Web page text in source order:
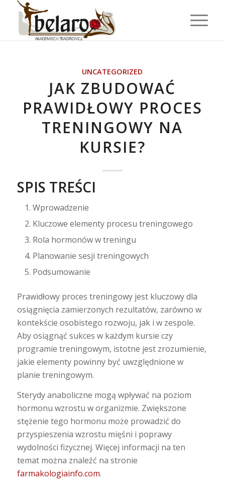
UNCATEGORIZED
JAK ZBUDOWAĆ
PRAWIDŁOWY PROCES
TRENINGOWY NA
KURSIE?
SPIS TREŚCI
Wprowadzenie
Kluczowe elementy procesu treningowego
Rola hormonów w treningu
Planowanie sesji treningowych
Podsumowanie
Prawidłowy proces treningowy jest kluczowy dla
osiągnięcia zamierzonych rezultatów, zarówno w
kontekście osobistego rozwoju, jak i w zespole.
Aby osiągnąć sukces w każdym kursie czy
programie treningowym, istotne jest zrozumienie,
jakie elementy powinny być uwzględnione w
planie treningowym.
Sterydy anaboliczne mogą wpływać na poziom
hormonu wzrostu w organizmie. Zwiększone
stężenie tego hormonu może prowadzić do
przyspieszenia wzrostu mięśni i poprawy
wydolności fizycznej. Więcej informacji na ten
temat można znaleźć na stronie
farmakologiainfo.com.